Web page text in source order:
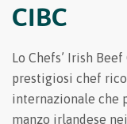
CIBC
Lo Chefs’ Irish
prestigiosi chef
internazionale che
manzo irlandese